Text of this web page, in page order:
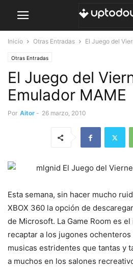
Inicio Otras Entradas El Juego del
Otras Entradas
El Juego del
Emulador MAME
Por Aitor - 26 marzo, 2010
Esta semana, sin hacer mucho
XBOX 360 la opción de
de Microsoft. La Game Room es
recaptar a los jugones
musicas estridentes que tantas y
a muchos en los salones